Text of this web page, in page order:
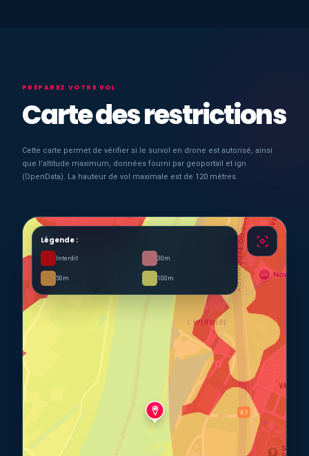
PRÉPAREZ VOTRE VOL
Carte des restrictions
Cette carte permet de vérifier si le survol en drone est autorisé, ainsi
que l'altitude maximum, données fourni par geoportail et ign
(OpenData). La hauteur de vol maximale est de 120 mètres
Légende :
Interdit 30m
50m 100m